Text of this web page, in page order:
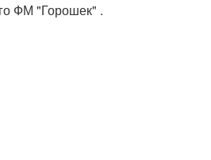
ФМ "Горошек" .